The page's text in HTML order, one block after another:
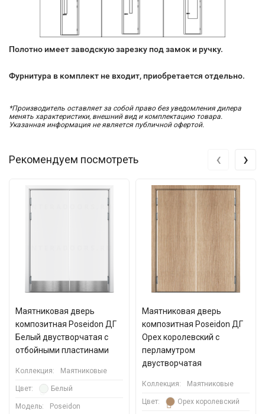
Полотно имеет заводскую зарезку под замок и ручку.
Фурнитура в комплект не входит, приобретается отдельно.
*Производитель оставляет за собой право без уведомления дилера
менять характеристики, внешний вид и комплектацию товара.
Указанная информация не является публичной офертой.
Рекомендуем посмотреть
Маятниковая дверь
композитная Poseidon ДГ
Белый двустворчатая с
отбойными пластинами
Коллекция: Маятниковые
Цвет: Белый
Модель: Poseidon
Маятниковая дверь
композитная Poseidon ДГ
Орех королевский с
перламутром
двустворчатая
Коллекция: Маятниковые
Цвет: Орех королевский
‹ ›